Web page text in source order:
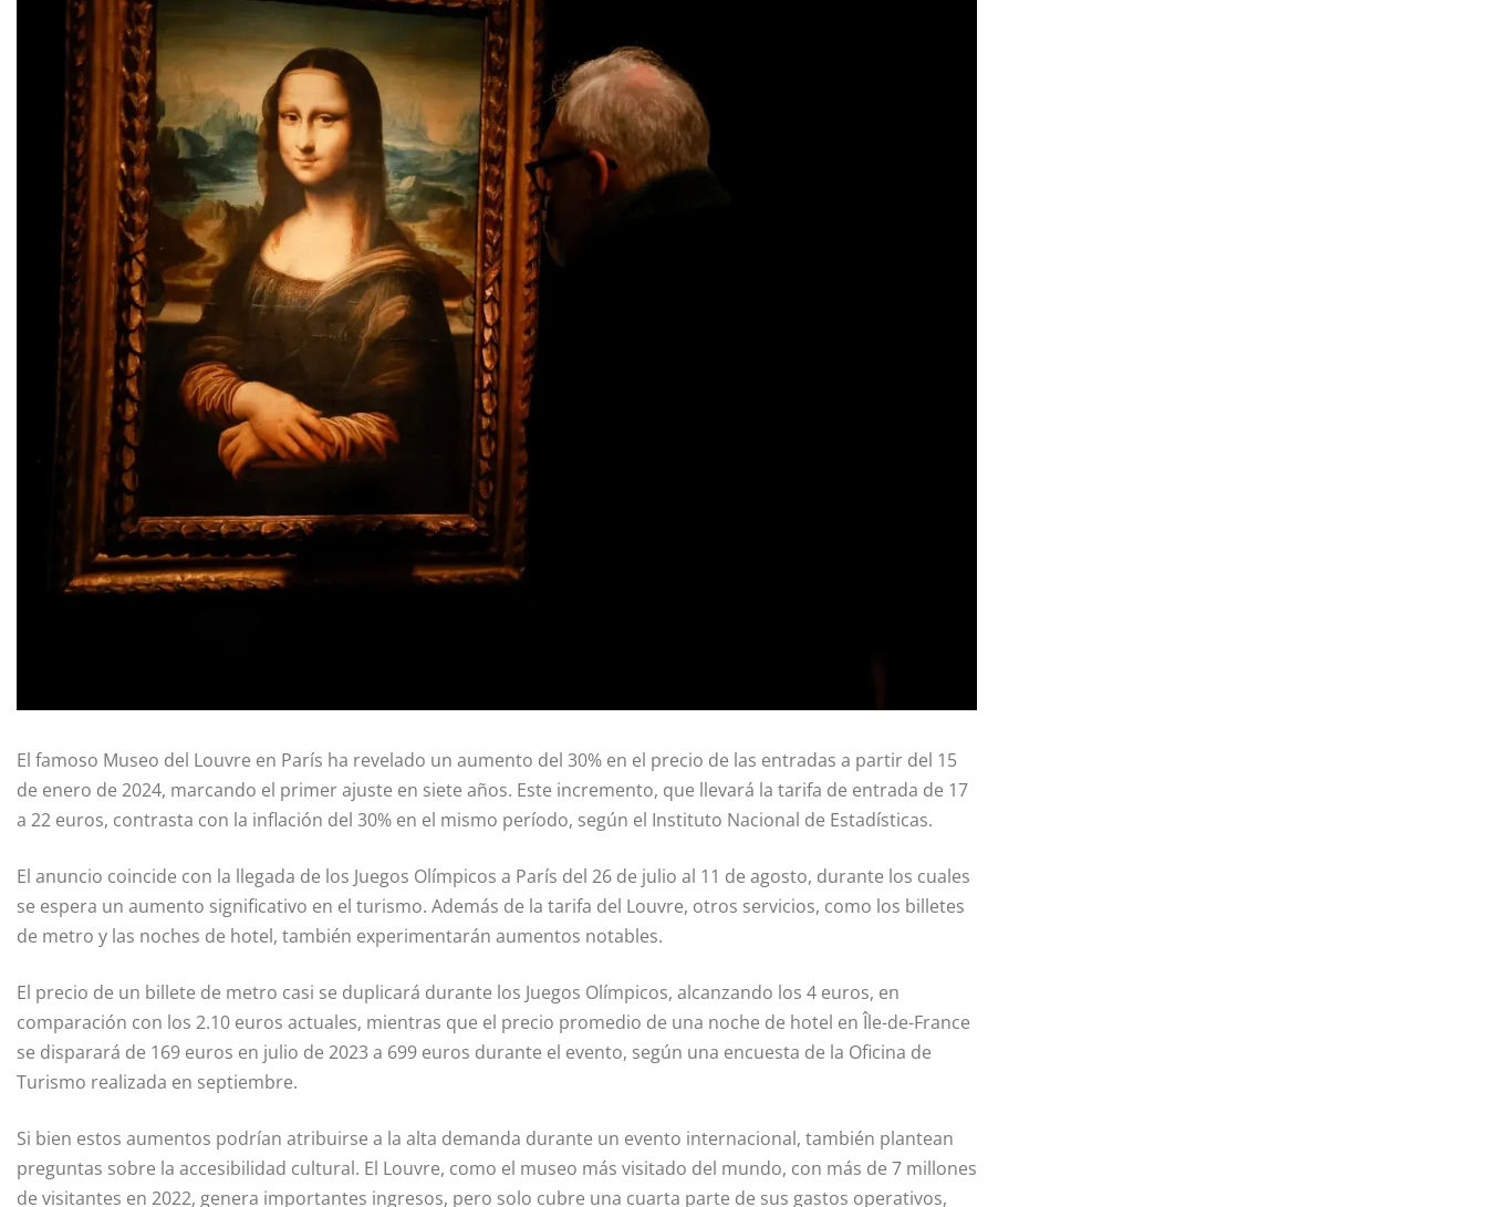
El famoso Museo del Louvre en París ha revelado un aumento del 30% en el precio de las entradas a partir del 15
de enero de 2024, marcando el primer ajuste en siete años. Este incremento, que llevará la tarifa de entrada de 17
a 22 euros, contrasta con la inflación del 30% en el mismo período, según el Instituto Nacional de Estadísticas.
El anuncio coincide con la llegada de los Juegos Olímpicos a París del 26 de julio al 11 de agosto, durante los cuales
se espera un aumento significativo en el turismo. Además de la tarifa del Louvre, otros servicios, como los billetes
de metro y las noches de hotel, también experimentarán aumentos notables.
El precio de un billete de metro casi se duplicará durante los Juegos Olímpicos, alcanzando los 4 euros, en
comparación con los 2.10 euros actuales, mientras que el precio promedio de una noche de hotel en Île-de-France
se disparará de 169 euros en julio de 2023 a 699 euros durante el evento, según una encuesta de la Oficina de
Turismo realizada en septiembre.
Si bien estos aumentos podrían atribuirse a la alta demanda durante un evento internacional, también plantean
preguntas sobre la accesibilidad cultural. El Louvre, como el museo más visitado del mundo, con más de 7 millones
de visitantes en 2022, genera importantes ingresos, pero solo cubre una cuarta parte de sus gastos operativos,